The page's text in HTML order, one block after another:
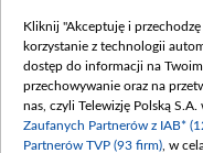
(wpłata
Data
(wpłata
mln, listopad
Kliknij "Akceptuję i
korzystanie z technologii
dostęp do informacji na
przechowywanie oraz na
nas, czyli Telewizję Polską S.A.
Zaufanych Partnerów z IAB*
Partnerów TVP (93 firm) , w